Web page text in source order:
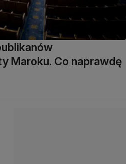
Maroku. Co naprawdę